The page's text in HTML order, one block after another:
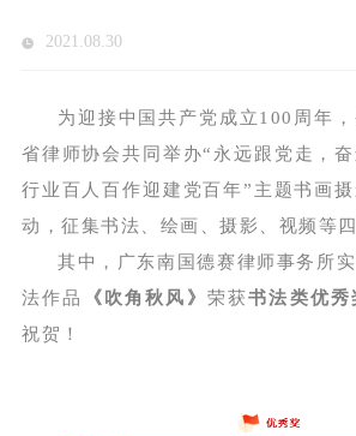
2021.08.30
为迎接中国共产党成立100周年，
省律师协会共同举办“永远跟党走，
行业百人百作迎建党百年”主题书画
动，征集书法、绘画、摄影、视频等四
其中，广东南国德赛律师事务所
法作品
《吹角秋风》 荣获书法类优秀
祝贺！